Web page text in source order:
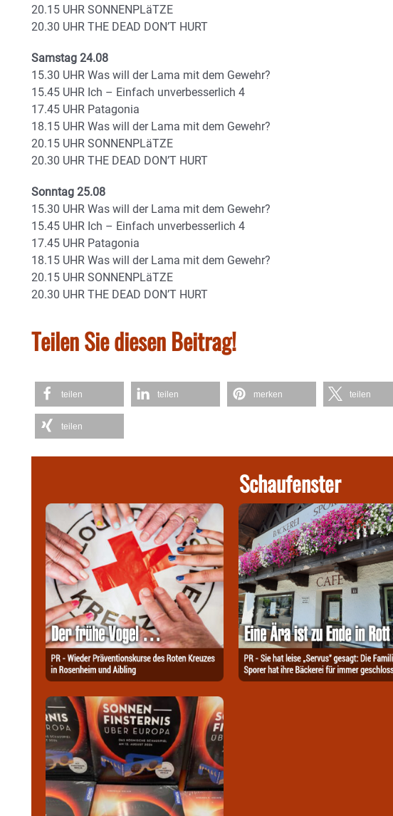
20.15 UHR SONNENPLäTZE
20.30 UHR THE DEAD DON’T HURT
Samstag 24.08
15.30 UHR Was will der Lama mit dem Gewehr?
15.45 UHR Ich – Einfach unverbesserlich 4
17.45 UHR Patagonia
18.15 UHR Was will der Lama mit dem Gewehr?
20.15 UHR SONNENPLäTZE
20.30 UHR THE DEAD DON’T HURT
Sonntag 25.08
15.30 UHR Was will der Lama mit dem Gewehr?
15.45 UHR Ich – Einfach unverbesserlich 4
17.45 UHR Patagonia
18.15 UHR Was will der Lama mit dem Gewehr?
20.15 UHR SONNENPLäTZE
20.30 UHR THE DEAD DON’T HURT
Teilen Sie diesen Beitrag!
teilen teilen merken teilen
teilen
Schaufenster